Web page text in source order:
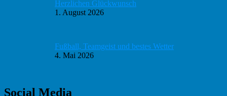
Herzlichen Glückwunsch
1. August 2026
Fußball, Teamgeist und bestes Wetter
4. Mai 2026
Social Media